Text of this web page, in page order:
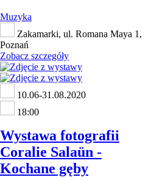
Muzyka
Zakamarki, ul. Romana Maya 1,
Poznań
Zobacz szczegóły
10.06-31.08.2020
18:00
Wystawa fotografii
Coralie Salaün -
Kochane gęby